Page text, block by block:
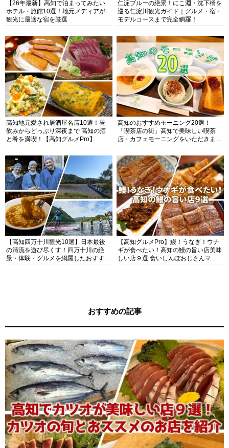
【26年最新】高知で泊まってみたい
ホテル・旅館10選！地元メディアが
観光に最適な宿を厳選
仁淀ブルーの絶景！にこ淵・沈下橋を
巡る仁淀川観光ガイド｜グルメ・宿・
モデルコースまで完全網羅！
高知地元愛され居酒屋名店10選！昼
飲みからどっぷり深夜まで 高知の酒
と肴を満喫！【高知グルメPro】
高知のおすすめモーニング20選！
「喫茶店の街」高知で美味しい喫茶
店・カフェモーニングをいただきま
【高知四万十川観光10選】日本最後
の清流を遊び尽くす！四万十川の絶
景・体験・グルメを網羅したおすすめ
【高知グルメPro】鰻！うなぎ！ウナ
ギが食べたい！高知の鰻の旨い店美味
しい店９選 食いしんぼおじさんマッ
おすすめの記事